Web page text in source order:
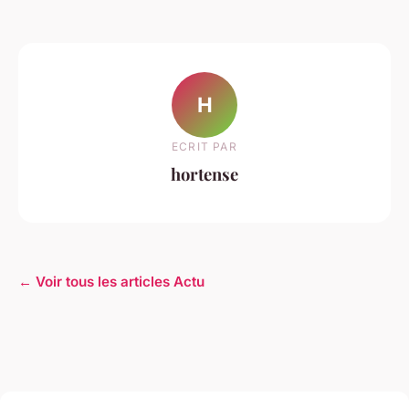
H
ECRIT PAR
hortense
← Voir tous les articles Actu